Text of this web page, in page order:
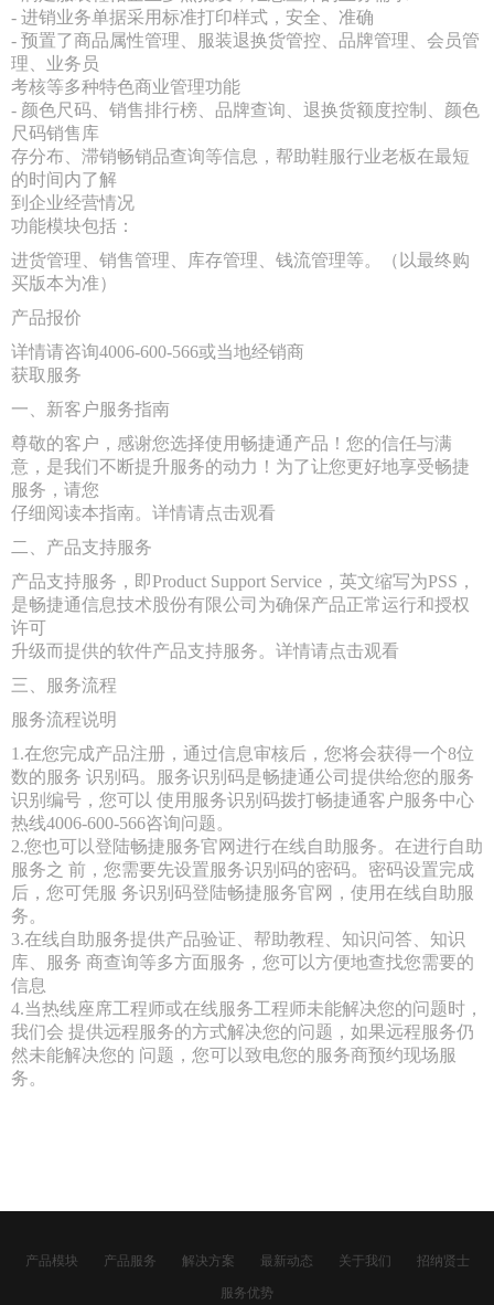
- 进销业务单据采用标准打印样式，安全、准确
- 预置了商品属性管理、服装退换货管控、品牌管理、会员管
理、业务员
考核等多种特色商业管理功能
- 颜色尺码、销售排行榜、品牌查询、退换货额度控制、颜色
尺码销售库
存分布、滞销畅销品查询等信息，帮助鞋服行业老板在最短
的时间内了解
到企业经营情况
功能模块包括：
进货管理、销售管理、库存管理、钱流管理等。（以最终购
买版本为准）
产品报价
详情请咨询4006-600-566或当地经销商
获取服务
一、新客户服务指南
尊敬的客户，感谢您选择使用畅捷通产品！您的信任与满
意，是我们不断提升服务的动力！为了让您更好地享受畅捷
服务，请您
仔细阅读本指南。详情请点击观看
二、产品支持服务
产品支持服务，即Product Support Service，英文缩写为PSS，
是畅捷通信息技术股份有限公司为确保产品正常运行和授权
许可
升级而提供的软件产品支持服务。详情请点击观看
三、服务流程
服务流程说明
1.在您完成产品注册，通过信息审核后，您将会获得一个8位
数的服务 识别码。服务识别码是畅捷通公司提供给您的服务
识别编号，您可以 使用服务识别码拨打畅捷通客户服务中心
热线4006-600-566咨询问题。
2.您也可以登陆畅捷服务官网进行在线自助服务。在进行自助
服务之 前，您需要先设置服务识别码的密码。密码设置完成
后，您可凭服 务识别码登陆畅捷服务官网，使用在线自助服
务。
3.在线自助服务提供产品验证、帮助教程、知识问答、知识
库、服务 商查询等多方面服务，您可以方便地查找您需要的
信息
4.当热线座席工程师或在线服务工程师未能解决您的问题时，
我们会 提供远程服务的方式解决您的问题，如果远程服务仍
然未能解决您的 问题，您可以致电您的服务商预约现场服
务。
产品模块 产品服务 解决方案 最新动态 关于我们
招纳贤士
服务优势